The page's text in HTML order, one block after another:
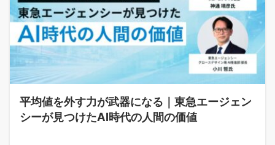
平均値を外す力が武器になる｜東急エージェン
シーが見つけたAI時代の人間の価値